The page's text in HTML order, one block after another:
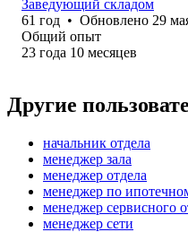
Заведующий складом
61 год • Обновлено 29
Общий опыт
23 года 10 месяцев
Другие
начальник отдела
менеджер зала
менеджер отдела
менеджер по
менеджер сервисного
менеджер сети